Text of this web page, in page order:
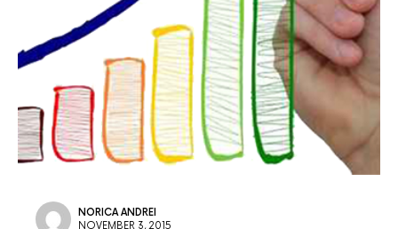
NORICA ANDREI
NOVEMBER 3, 2015